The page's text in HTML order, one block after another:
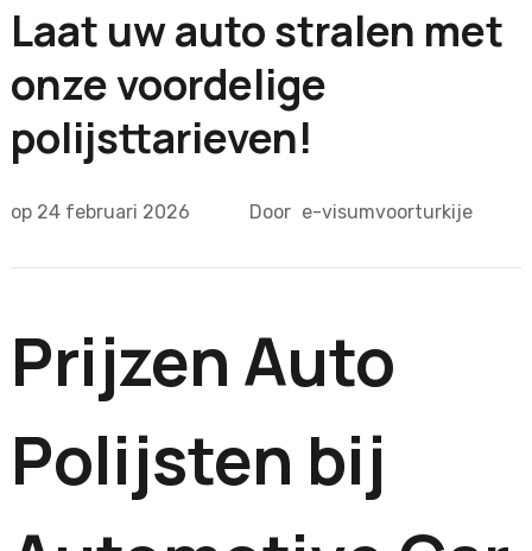
Laat uw auto stralen met
onze voordelige
polijsttarieven!
op 24 februari 2026 Door e-visumvoorturkije
Prijzen Auto
Polijsten bij